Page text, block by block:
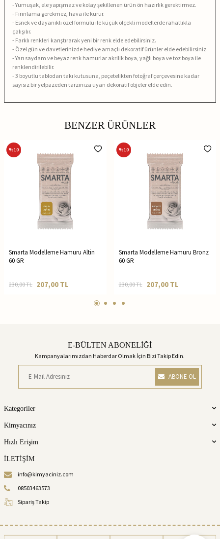
- Yumuşak, ele yapışmaz ve kolay şekillenen ürün ön hazırlık gerektirmez.
- Fırınlama gerekmez, hava ile kurur.
- Esnek ve dayanıklı özel formülü ile küçük ölçekli modellerde rahatlıkla
çalışılır.
- Farklı renkleri karıştırarak yeni bir renk elde edebilirsiniz.
- Özel gün ve davetlerinizde hediye amaçlı dekoratif ürünler elde edebilirsiniz.
- Yarı saydam ve beyaz renk hamurlar akrilik boya, yağlı boya ve toz boya ile
renklendirilebilir.
- 3 boyutlu tablodan takı kutusuna, peçetelikten fotoğraf çerçevesine kadar
sayısız bir yelpazeden tarzınıza uyan dekoratif objeler elde edin.
BENZER ÜRÜNLER
%10
Smarta Modelleme Hamuru Altin
60 GR
230,00TL 207,00 TL
%10
Smarta Modelleme Hamuru Bronz
60 GR
230,00TL 207,00TL
E-BÜLTEN ABONELİĞİ
Kampanyalarımızdan Haberdar Olmak İçin Bizi Takip Edin.
ABONE OL
Kategoriler
Kimyacınız
Hızlı Erişim
İLETİŞİM
info@kimyaciniz.com
08503463573
Sipariş Takip